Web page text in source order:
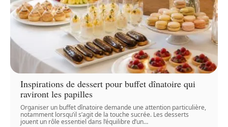
Inspirations de dessert pour buffet dînatoire qui
raviront les papilles
Organiser un buffet dînatoire demande une attention particulière,
notamment lorsqu’il s’agit de la touche sucrée. Les desserts
jouent un rôle essentiel dans l’équilibre d’un…